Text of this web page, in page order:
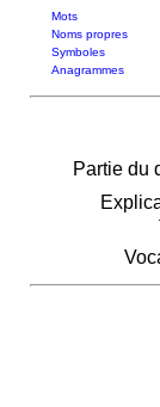
Mots
Noms propres
Symboles
Anagrammes
Partie du